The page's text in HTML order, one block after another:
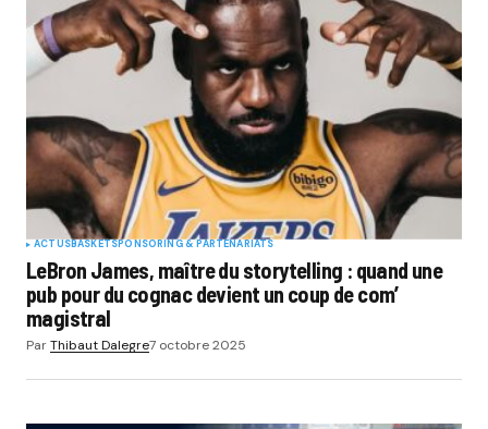
ACTUSBASKETSPONSORING & PARTENARIATS
LeBron James, maître du storytelling : quand une
pub pour du cognac devient un coup de com’
magistral
ParThibaut Dalegre7 octobre 2025